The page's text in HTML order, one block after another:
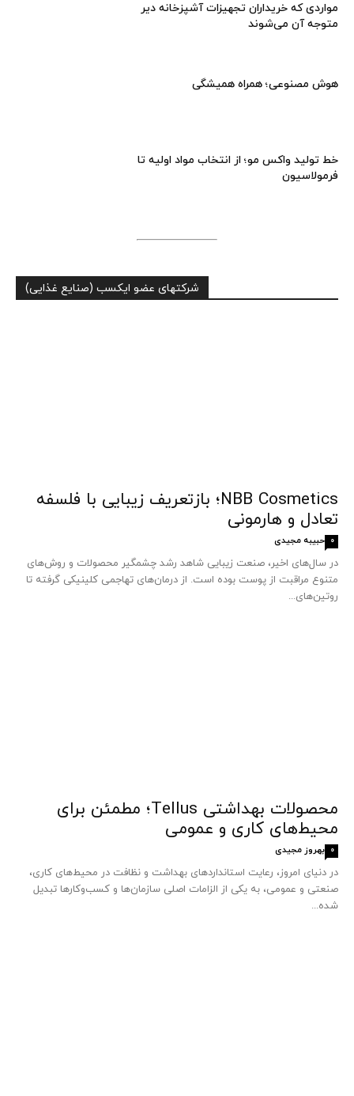
مواردی که خریداران تجهیزات آشپزخانه دیر
متوجه آن می‌شوند
هوش مصنوعی؛ همراه همیشگی
خط تولید واکس مو؛ از انتخاب مواد اولیه تا
فرمولاسیون
شرکتهای عضو ایکسب (صنایع غذایی)
NBB Cosmetics؛ بازتعریف زیبایی با فلسفه
تعادل و هارمونی
حبیبه مجیدی 0
در سال‌های اخیر، صنعت زیبایی شاهد رشد چشمگیر محصولات و روش‌های
متنوع مراقبت از پوست بوده است. از درمان‌های تهاجمی کلینیکی گرفته تا
روتین‌های...
محصولات بهداشتی Tellus؛ مطمئن برای
محیط‌های کاری و عمومی
بهروز مجیدی 0
در دنیای امروز، رعایت استانداردهای بهداشت و نظافت در محیط‌های کاری،
صنعتی و عمومی، به یکی از الزامات اصلی سازمان‌ها و کسب‌وکارها تبدیل
شده...